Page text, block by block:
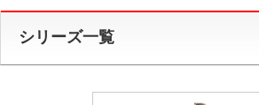
シリーズ一覧